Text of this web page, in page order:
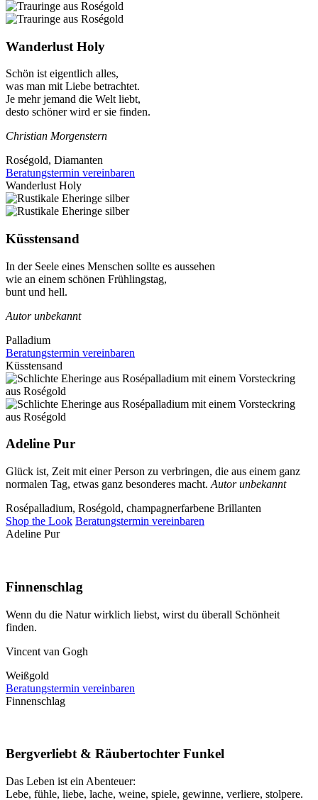
Wanderlust Holy
Schön ist eigentlich alles,
was man mit Liebe betrachtet.
Je mehr jemand die Welt liebt,
desto schöner wird er sie finden.
Christian Morgenstern
Roségold, Diamanten
Beratungstermin vereinbaren
Wanderlust Holy
Küsstensand
In der Seele eines Menschen sollte es aussehen
wie an einem schönen Frühlingstag,
bunt und hell.
Autor unbekannt
Palladium
Beratungstermin vereinbaren
Küsstensand
Adeline Pur
Glück ist, Zeit mit einer Person zu verbringen, die aus einem ganz
normalen Tag, etwas ganz besonderes macht. Autor unbekannt
Rosépalladium, Roségold, champagnerfarbene Brillanten
Shop the Look Beratungstermin vereinbaren
Adeline Pur
Finnenschlag
Wenn du die Natur wirklich liebst, wirst du überall Schönheit
finden.
Vincent van Gogh
Weißgold
Beratungstermin vereinbaren
Finnenschlag
Bergverliebt & Räubertochter Funkel
Das Leben ist ein Abenteuer:
Lebe, fühle, liebe, lache, weine, spiele, gewinne, verliere, stolpere.